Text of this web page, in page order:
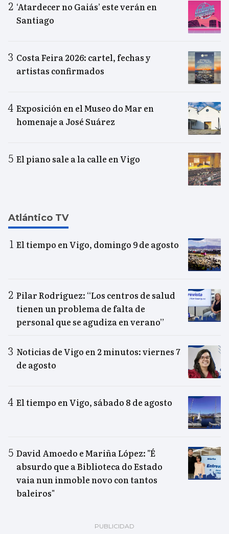
‘Atardecer no Gaiás’ este verán en
Santiago
Costa Feira 2026: cartel, fechas y
artistas confirmados
Exposición en el Museo do Mar en
homenaje a José Suárez
El piano sale a la calle en Vigo
Atlántico TV
El tiempo en Vigo, domingo 9 de agosto
Pilar Rodríguez: “Los centros de salud
tienen un problema de falta de
personal que se agudiza en verano”
Noticias de Vigo en 2 minutos: viernes 7
de agosto
El tiempo en Vigo, sábado 8 de agosto
David Amoedo e Mariña López: "É
absurdo que a Biblioteca do Estado
vaia nun inmoble novo con tantos
baleiros"